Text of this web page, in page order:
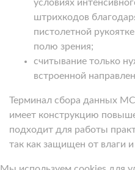
условиях
штрихкодов
пистолетной
полю зрения;
считывание только
встроенной
Терминал сбора данных
имеет конструкцию
подходит для работы
так как защищен от влаги